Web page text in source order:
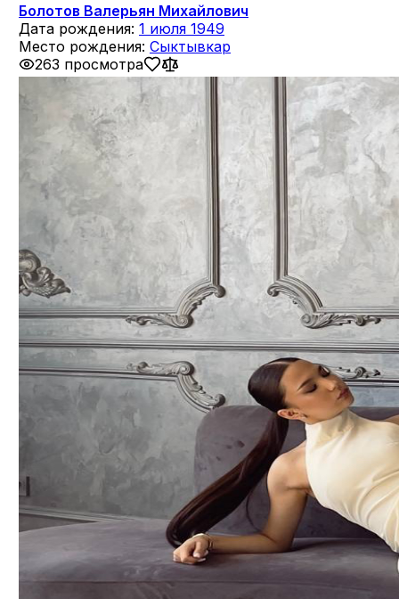
Болотов Валерьян Михайлович
Дата рождения: 1 июля 1949
Место рождения: Сыктывкар
263 просмотра